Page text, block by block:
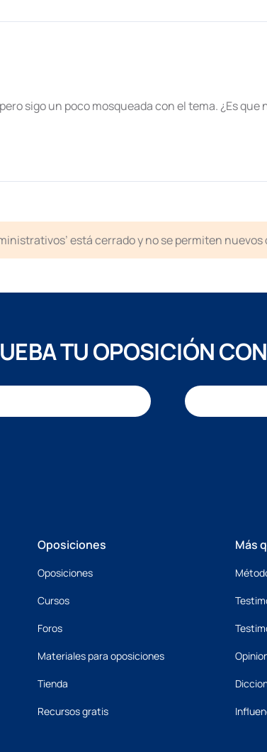
sigo un poco mosqueada con el tema. ¿Es
está cerrado y no se permiten
TU OPOSICIÓN
Oposiciones
Oposiciones
Cursos
Foros
Materiales para oposiciones
Tienda
Recursos gratis
Más